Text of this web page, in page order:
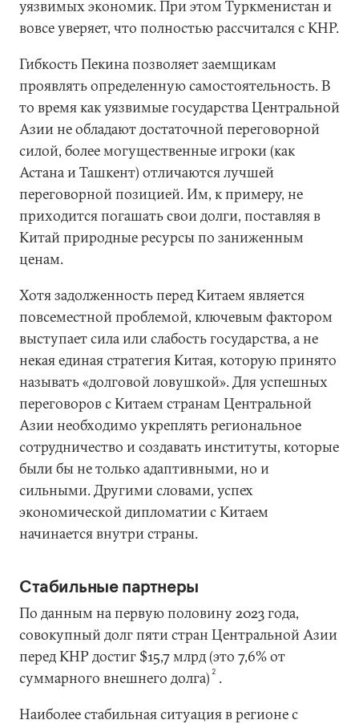
уязвимых экономик. При этом Туркменистан и
вовсе уверяет, что полностью рассчитался с КНР.
Гибкость Пекина позволяет заемщикам
проявлять определенную самостоятельность. В
то время как уязвимые государства Центральной
Азии не обладают достаточной переговорной
силой, более могущественные игроки (как
Астана и Ташкент) отличаются лучшей
переговорной позицией. Им, к примеру, не
приходится погашать свои долги, поставляя в
Китай природные ресурсы по заниженным
ценам.
Хотя задолженность перед Китаем является
повсеместной проблемой, ключевым фактором
выступает сила или слабость государства, а не
некая единая стратегия Китая, которую принято
называть «долговой ловушкой». Для успешных
переговоров с Китаем странам Центральной
Азии необходимо укреплять региональное
сотрудничество и создавать институты, которые
были бы не только адаптивными, но и
сильными. Другими словами, успех
экономической дипломатии с Китаем
начинается внутри страны.
Стабильные партнеры
По данным на первую половину 2023 года,
совокупный долг пяти стран Центральной Азии
перед КНР достиг $15,7 млрд (это 7,6% от
суммарного внешнего долга) 2 .
Наиболее стабильная ситуация в регионе с